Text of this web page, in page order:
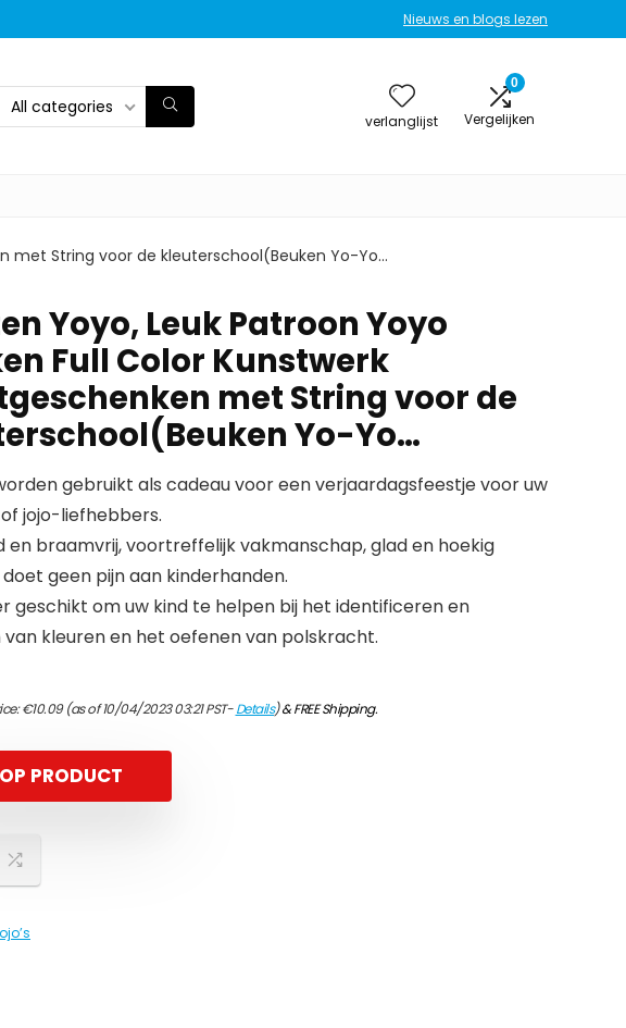
Nieuws en blogs lezen
All categories
verlanglijst
0
Vergelijken
met String voor de kleuterschool(Beuken Yo-Yo…
Yoyo, Leuk Patroon Yoyo
Full Color Kunstwerk
met String voor de
Yo-Yo…
gebruikt als cadeau voor een verjaardagsfeestje voor uw
jojo-liefhebbers.
en braamvrij, voortreffelijk vakmanschap, glad en hoekig
geen pijn aan kinderhanden.
geschikt om uw kind te helpen bij het identificeren en
kleuren en het oefenen van polskracht.
€10.09(as of 10/04/2023 03:21 PST-Details)&FREE Shipping.
PRODUCT